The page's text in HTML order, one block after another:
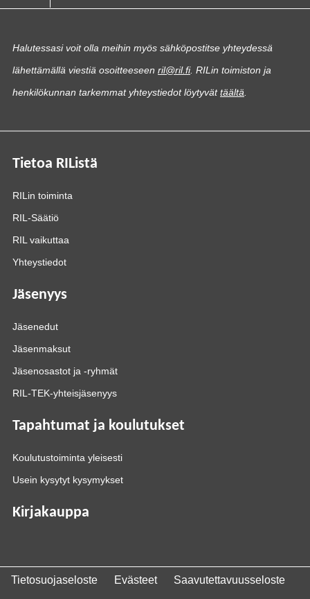
Halutessasi voit olla meihin myös sähköpostitse yhteydessä
lähettämällä viestiä osoitteeseen ril@ril.fi. RILin toimiston ja
henkilökunnan tarkemmat yhteystiedot löytyvättäältä
Tietoa RIListä
RILin toiminta
RIL-Säätiö
RIL vaikuttaa
Yhteystiedot
Jäsenyys
Jäsenedut
Jäsenmaksut
Jäsenosastot ja -ryhmät
RIL-TEK-yhteisjäsenyys
Tapahtumat ja koulutukset
Koulutustoiminta yleisesti
Usein kysytyt kysymykset
Kirjakauppa
Tietosuojaseloste Evästeet Saavutettavuusseloste